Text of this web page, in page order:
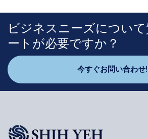
ビジネスニーズについ
ートが必要ですか？
今すぐお問い合わせ